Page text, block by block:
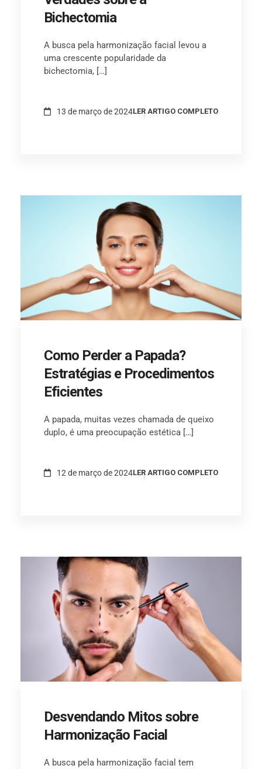
Bichectomia
A busca pela harmonização facial levou a
uma crescente popularidade da
bichectomia, […]
13 de março de 2024LER ARTIGO COMPLETO
Como Perder a Papada?
Estratégias e Procedimentos
Eficientes
A papada, muitas vezes chamada de queixo
duplo, é uma preocupação estética […]
12 de março de 2024LER ARTIGO COMPLETO
Desvendando Mitos sobre
Harmonização Facial
A busca pela harmonização facial tem